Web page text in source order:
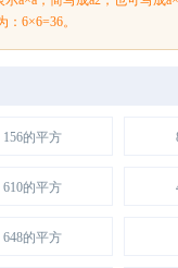
6×6=36。
156的平方
610的平方
648的平方